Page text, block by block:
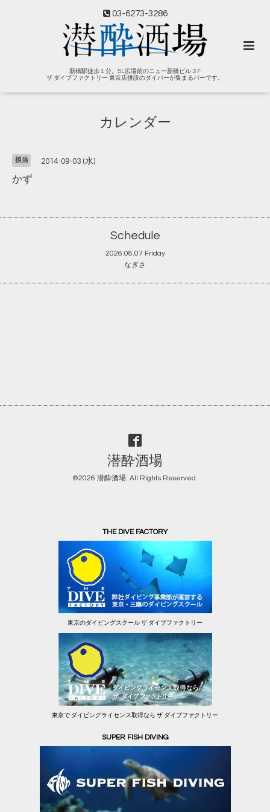
03-6273-3286
新橋駅徒歩１分。SL広場前のニュー新橋ビル３F
ザ ダイブファクトリー 東京店併設のダイバーが集まるバーです。
カレンダー
担当 2014-09-03 (水)
かず
Schedule
2026.08.07 Friday
なぎさ
潜酔酒場
©2026 潜酔酒場. All Rights Reserved.
THE DIVE FACTORY
東京のダイビングスクール ザ ダイブファクトリー
東京で ダイビングライセンス取得なら ザ ダイブファクトリー
SUPER FISH DIVING